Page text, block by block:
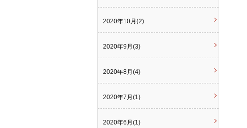
2020年10月(2)
2020年9月(3)
2020年8月(4)
2020年7月(1)
2020年6月(1)